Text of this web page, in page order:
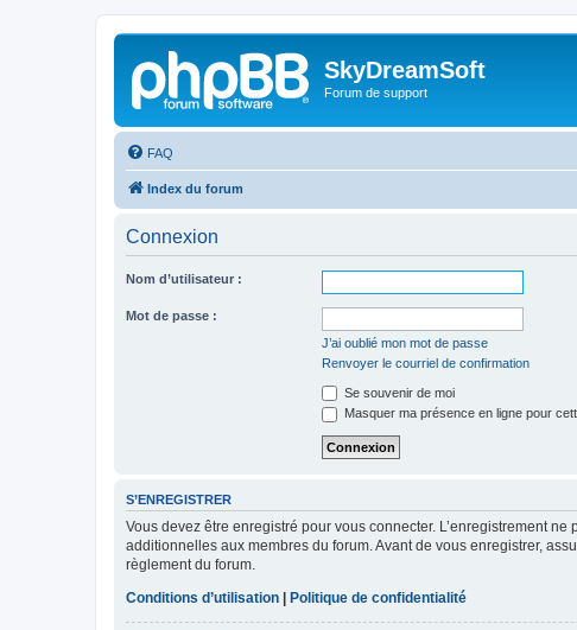
SkyDreamSoft
Forum de support
FAQ
Index du forum
Connexion
Nom d’utilisateur :
Mot de passe :
J’ai oublié mon mot de passe
Renvoyer le courriel de confirmation
Se souvenir de moi
Masquer ma présence en ligne pour
S’ENREGISTRER
Vous devez être enregistré pour vous connecter. L’enregistrement
additionnelles aux membres du forum. Avant de vous enregistrer,
règlement du forum.
Conditions d’utilisation
Politique de confidentialité